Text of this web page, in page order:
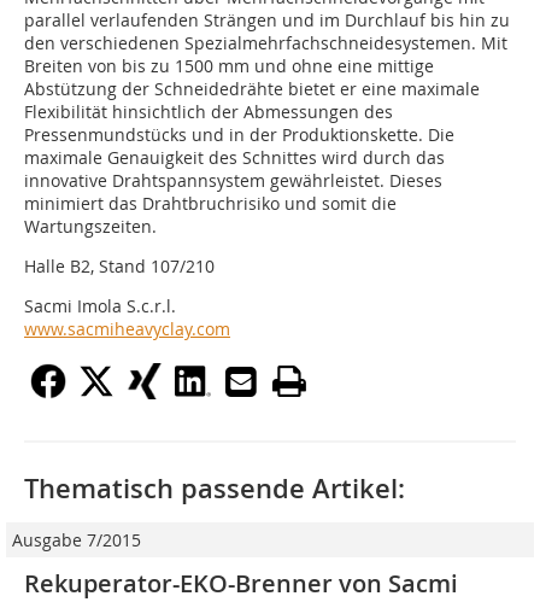
parallel verlaufenden Strängen und im Durchlauf bis hin zu
den verschiedenen Spezialmehrfachschneidesystemen. Mit
Breiten von bis zu 1500 mm und ohne eine mittige
Abstützung der Schneidedrähte bietet er eine maximale
Flexibilität hinsichtlich der Abmessungen des
Pressenmundstücks und in der Produktionskette. Die
maximale Genauigkeit des Schnittes wird durch das
innovative Drahtspannsystem gewährleistet. Dieses
minimiert das Drahtbruchrisiko und somit die
Wartungszeiten.
Halle B2, Stand 107/210
Sacmi Imola S.c.r.l.
www.sacmiheavyclay.com
Thematisch passende Artikel:
Ausgabe 7/2015
Rekuperator-EKO-Brenner von Sacmi